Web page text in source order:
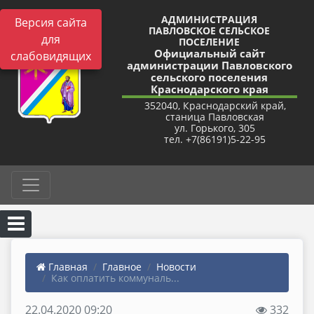
Версия сайта
для
слабовидящих
АДМИНИСТРАЦИЯ
ПАВЛОВСКОЕ СЕЛЬСКОЕ
ПОСЕЛЕНИЕ
Официальный сайт
администрации Павловского
сельского поселения
Краснодарского края
352040, Краснодарский край,
станица Павловская
ул. Горького, 305
тел. +7(86191)5-22-95
Главная Главное
Новости
Как оплатить коммуналь...
22.04.2020 09:20
332